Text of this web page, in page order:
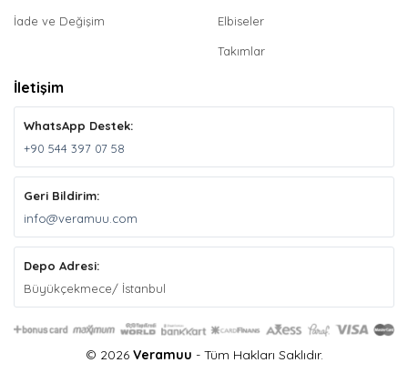
İade ve Değişim Elbiseler
Takımlar
İletişim
WhatsApp Destek:
+90 544 397 07 58
Geri Bildirim:
info@veramuu.com
Depo Adresi:
Büyükçekmece/ İstanbul
© 2026 Veramuu - Tüm Hakları Saklıdır.